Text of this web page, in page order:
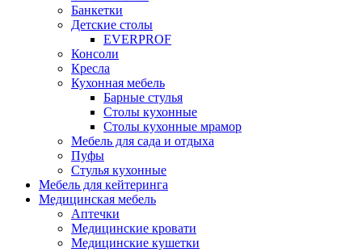
Банкетки
Детские столы
EVERPROF
Консоли
Кресла
Кухонная мебель
Барные стулья
Столы кухонные
Столы кухонные мрамор
Мебель для сада и отдыха
Пуфы
Стулья кухонные
Мебель для кейтеринга
Медицинская мебель
Аптечки
Медицинские кровати
Медицинские кушетки